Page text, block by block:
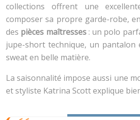
collections offrent une
composer sa propre garde-robe,
des pièces maîtresses: un polo
jupe-short technique, un
sweat en belle matière.
La saisonnalité impose aussi une
et styliste Katrina Scott explique